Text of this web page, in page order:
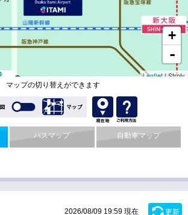
マップの切り替えができます
バスマップ 自動車マップ
2026/08/09 19:59 現在 更新